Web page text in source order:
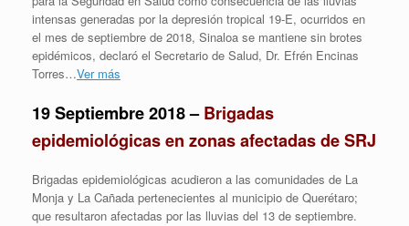
intensas generadas por la depresión tropical 19-E, ocurridos en
el mes de septiembre de 2018, Sinaloa se mantiene sin brotes
epidémicos, declaró el Secretario de Salud, Dr. Efrén Encinas
Torres…Ver más
19 Septiembre 2018 –Brigadas
epidemiológicas en zonas afectadas de SRJ
Brigadas epidemiológicas acudieron a las comunidades de La
Monja y La Cañada pertenecientes al municipio de Querétaro;
que resultaron afectadas por las lluvias del 13 de septiembre.